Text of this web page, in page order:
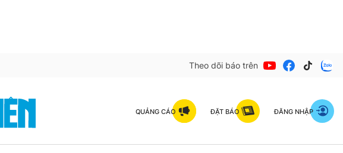
Theo dõi báo trên
QUẢNG CÁO ĐẶT BÁO ĐĂNG NHẬP